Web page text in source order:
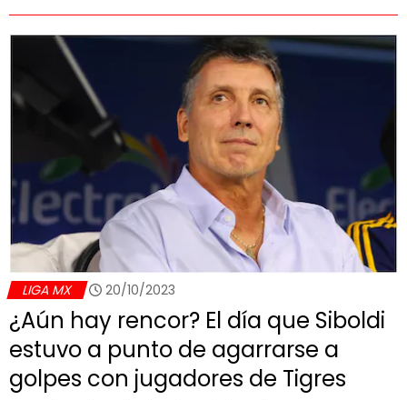
LIGA MX 20/10/2023
¿Aún hay rencor? El día que Siboldi
estuvo a punto de agarrarse a
golpes con jugadores de Tigres